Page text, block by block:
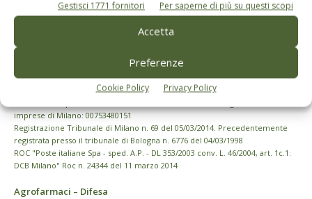
Gestisci 1771 fornitori Per saperne di più su questi scopi
Accetta
Preferenze
Cookie Policy Privacy Policy
© Tecniche Nuove Spa. Tutti i diritti riservati. Sede legale Via Eritrea 21 -
imprese di Milano: 00753480151
Registrazione Tribunale di Milano n. 69 del 05/03/2014. Precedentemente
registrata presso il tribunale di Bologna n. 6776 del 04/03/1998
ROC "Poste italiane Spa - sped. A.P. - DL 353/2003 conv. L. 46/2004, art. 1c.1:
DCB Milano" Roc n. 24344 del 11 marzo 2014
Agrofarmaci – Difesa